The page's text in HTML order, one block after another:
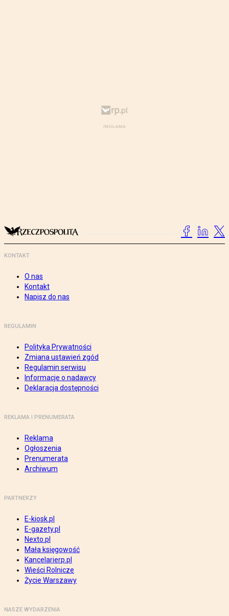
KONTAKT
O nas
Kontakt
Napisz do nas
REGULAMIN
Polityka Prywatności
Zmiana ustawień zgód
Regulamin serwisu
Informacje o nadawcy
Deklaracja dostępności
REKLAMA I PRENUMERATA
Reklama
Ogłoszenia
Prenumerata
Archiwum
PARTNERZY
E-kiosk.pl
E-gazety.pl
Nexto.pl
Mała księgowość
Kancelarierp.pl
Wieści Rolnicze
Życie Warszawy
NASZE WYDARZENIA